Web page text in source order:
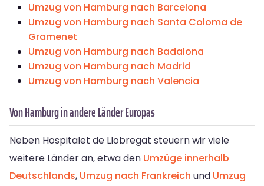
Umzug von Hamburg nach Barcelona
Umzug von Hamburg nach Santa Coloma de
Gramenet
Umzug von Hamburg nach Badalona
Umzug von Hamburg nach Madrid
Umzug von Hamburg nach Valencia
Von Hamburg in andere Länder Europas
Neben Hospitalet de Llobregat steuern wir viele
weitere Länder an, etwa den Umzüge innerhalb
Deutschlands, Umzug nach Frankreich und Umzug